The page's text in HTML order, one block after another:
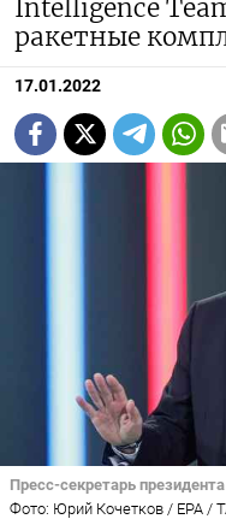
Intelligence
ракетные
17.01.2022
Пресс-секретарь
Фото: Юрий Кочетков / EPA /